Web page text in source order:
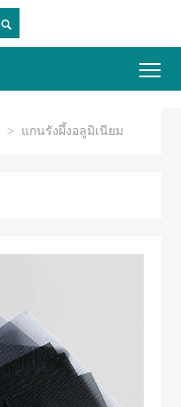

> แกนรังผึ้งอลูมิเนียม